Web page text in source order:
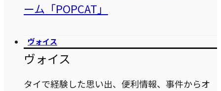
ーム「POPCAT」
ヴォイス
ヴォイス
タイで経験した思い出、便利情報、事件からオ